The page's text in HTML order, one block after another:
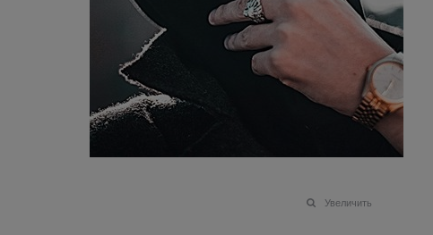
Увеличить